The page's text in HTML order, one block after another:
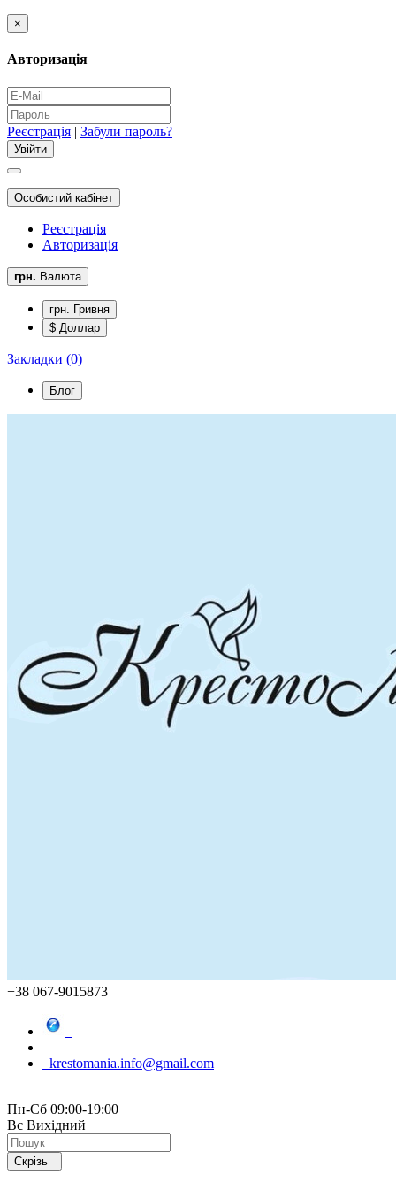
×
Авторизація
Реєстрація | Забули пароль?
Особистий кабінет
Реєстрація
Авторизація
грн. Валюта
грн. Гривня
$ Доллар
Закладки (0)
Блог
+38 067-9015873
krestomania.info@gmail.com
Пн-Сб 09:00-19:00
Вс Вихідний
Скрізь